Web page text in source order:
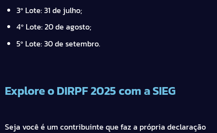
3º Lote: 31 de julho;
4º Lote: 20 de agosto;
5º Lote: 30 de setembro.
Explore o DIRPF 2025 com a SIEG
Seja você é um contribuinte que faz a própria declaração